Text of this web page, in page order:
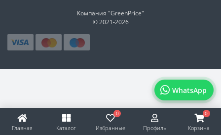
Главная Каталог
0
Избранные Профиль
0
Корзина
WhatsApp
Компания "GreenPrice"
© 2021-2026